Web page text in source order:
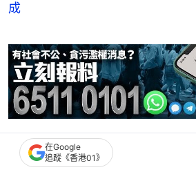
成
突發 詐騙
在Google
追蹤《香港01》